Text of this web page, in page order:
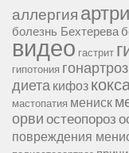
аллергия
болезнь Бехтерева
видео гастрит
гипотония гонартроз
диета кифоз
мастопатия мениск
орви остеопороз
повреждения